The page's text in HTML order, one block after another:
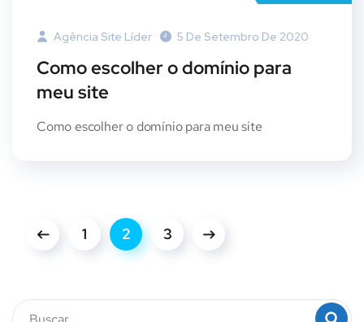
Agência Site Líder 5 De Setembro De 2020
Como escolher o domínio para
meu site
Como escolher o domínio para meu site
1 2 3